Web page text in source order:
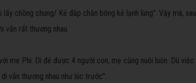
chồng chung/ Kẻ đắp chăn bông kẻ lạnh lùng". Vậy mà, sau
vẫn rất thương nhau.
mẹ Phi. Dì đẻ được 4 người con, mẹ cũng nuôi luôn. Dù việc
vẫn thương nhau như lúc trước".